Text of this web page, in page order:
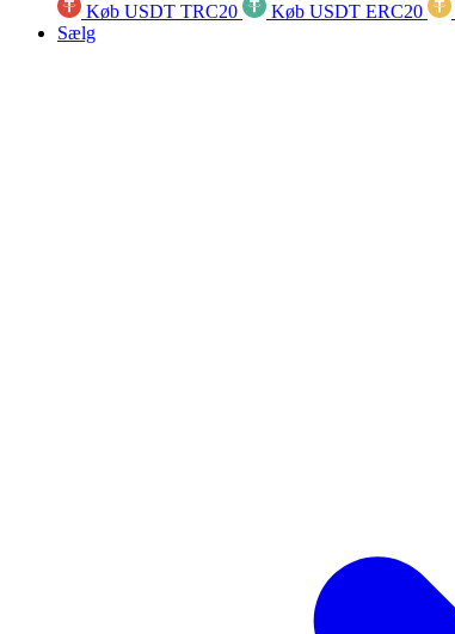
Køb USDT TRC20
Køb USDT ERC20
Sælg